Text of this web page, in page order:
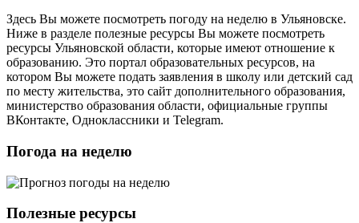
Здесь Вы можете посмотреть погоду на неделю в Ульяновске.
Ниже в разделе полезные ресурсы Вы можете посмотреть
ресурсы Ульяновской области, которые имеют отношение к
образованию. Это портал образовательных ресурсов, на
котором Вы можете подать заявления в школу или детский сад
по месту жительства, это сайт дополнительного образования,
министерство образования области, официальные группы
ВКонтакте, Одноклассники и Telegram.
Погода на неделю
Полезные ресурсы